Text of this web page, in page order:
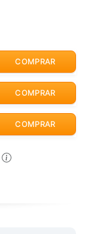
COMPRAR
COMPRAR
COMPRAR